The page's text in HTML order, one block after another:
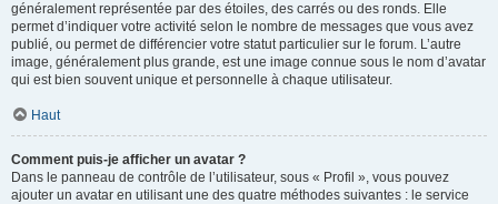
généralement représentée par des étoiles, des carrés ou des ronds. Elle
permet d’indiquer votre activité selon le nombre de messages que vous avez
publié, ou permet de différencier votre statut particulier sur le forum. L’autre
image, généralement plus grande, est une image connue sous le nom d’avatar
qui est bien souvent unique et personnelle à chaque utilisateur.
Haut
Comment puis-je afficher un avatar ?
Dans le panneau de contrôle de l’utilisateur, sous « Profil », vous pouvez
ajouter un avatar en utilisant une des quatre méthodes suivantes : le service